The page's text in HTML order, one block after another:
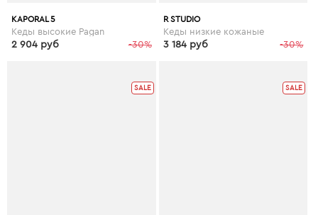
KAPORAL 5
Кеды высокие Pagan
-30%
2 904 руб
R STUDIO
Кеды низкие кожаные
-30%
3 184 руб
SALE SALE